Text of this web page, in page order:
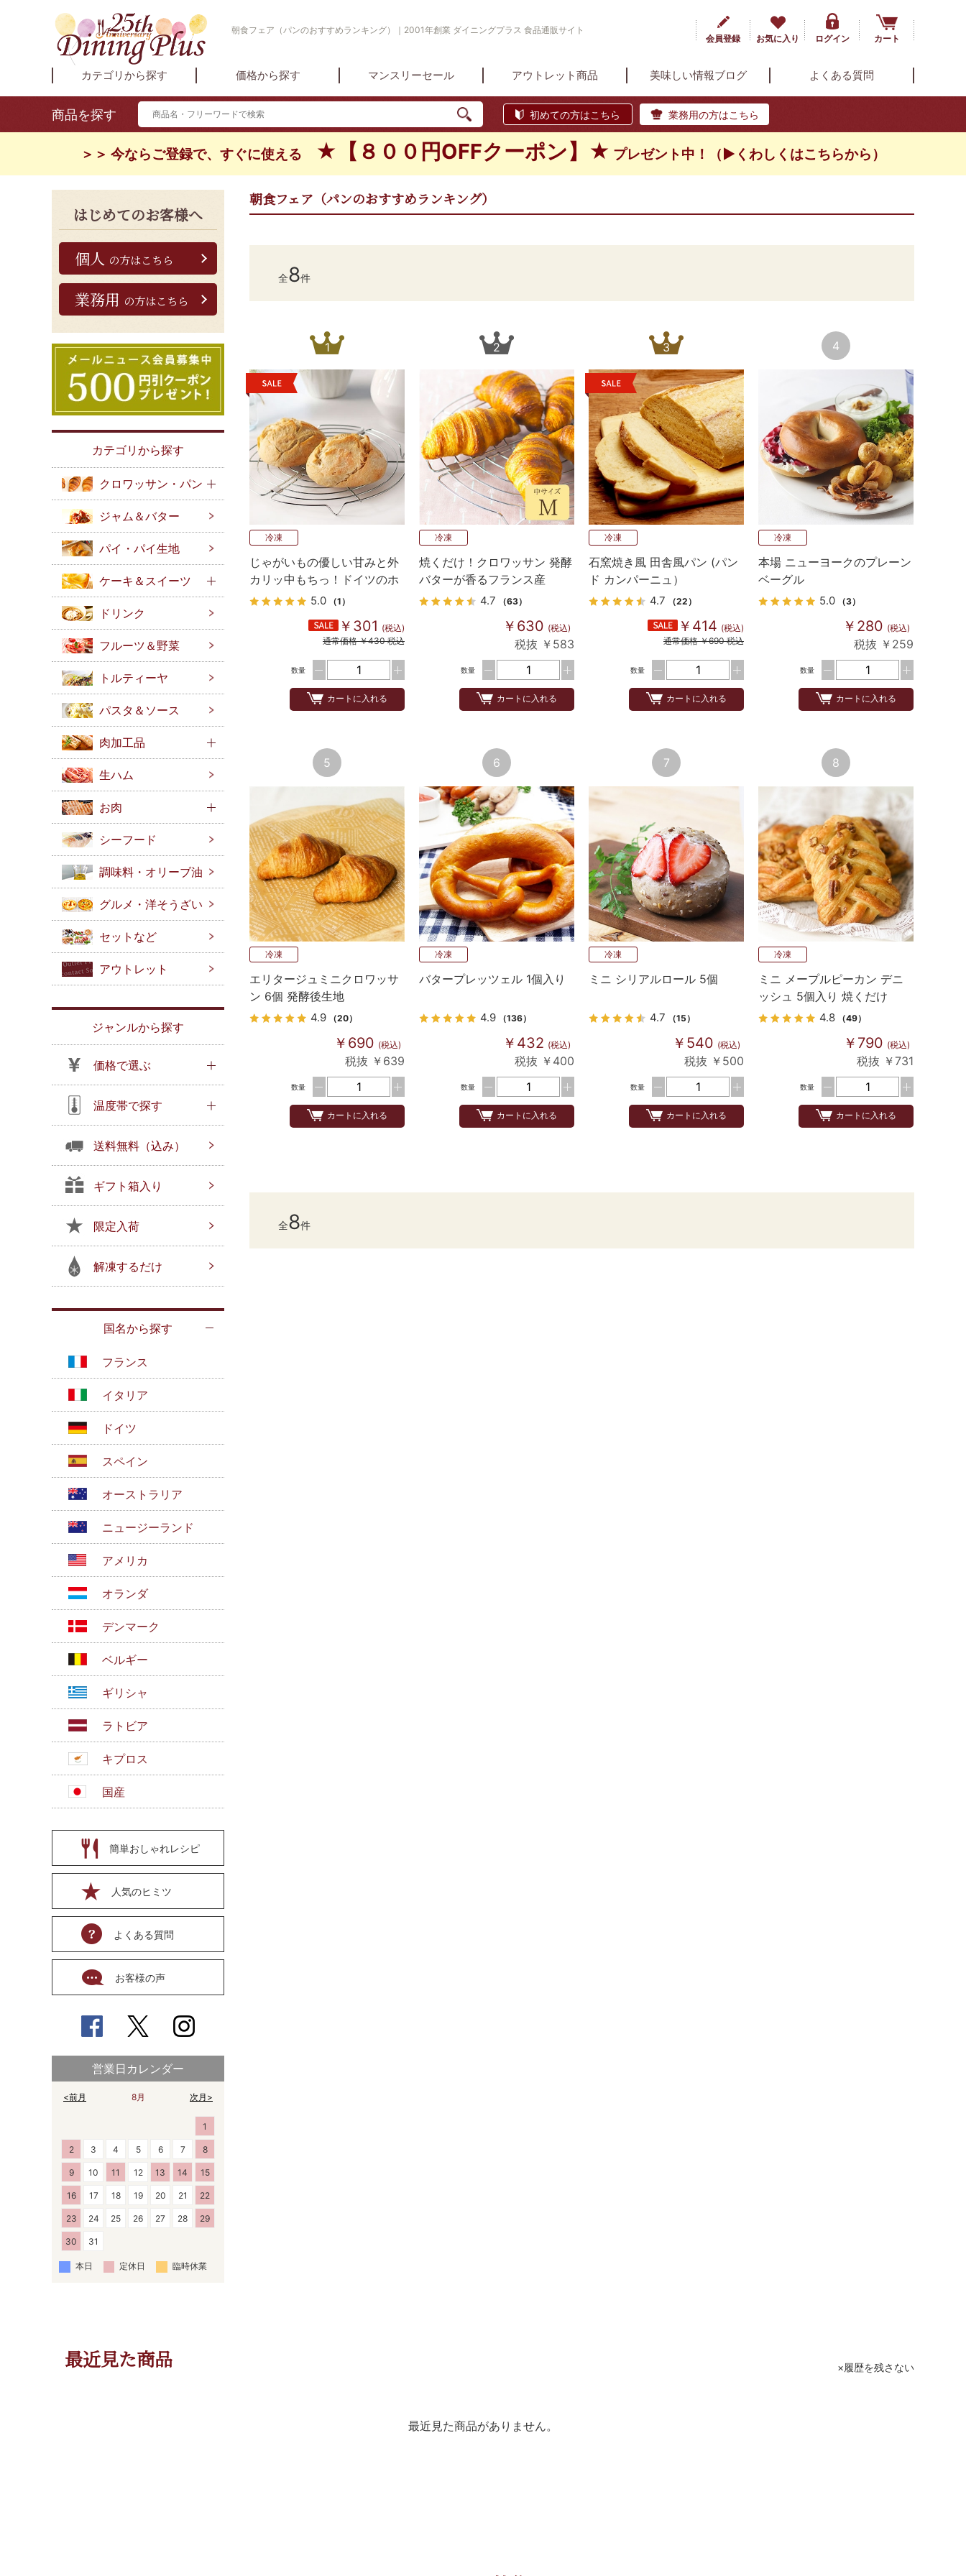
朝食フェア（パンのおすすめランキング）｜2001年創業 ダイニングプラス 食品通販サイト
会員登録
お気に入り ログイン カート
カテゴリから探す 価格から探す マンスリーセール アウトレット商品 美味しい情報ブログ よくある質問
商品を探す 初めての方はこちら 業務用の方はこちら
＞＞ 今ならご登録で、すぐに使える ★【８００円OFFクーポン】★ プレゼント中！（▶くわしくはこちらから）
はじめてのお客様へ
個人 の方はこちら
業務用 の方はこちら
カテゴリから探す
クロワッサン・パン
ジャム＆バター
パイ・パイ生地
ケーキ＆スイーツ
ドリンク
フルーツ＆野菜
トルティーヤ
パスタ＆ソース
肉加工品
生ハム
お肉
シーフード
調味料・オリーブ油
グルメ・洋そうざい
セットなど
アウトレット
ジャンルから探す
価格で選ぶ
温度帯で探す
送料無料（込み）
ギフト箱入り
限定入荷
解凍するだけ
国名から探す
フランス
イタリア
ドイツ
スペイン
オーストラリア
ニュージーランド
アメリカ
オランダ
デンマーク
ベルギー
ギリシャ
ラトビア
キプロス
国産
簡単おしゃれレシピ
人気のヒミツ
よくある質問
お客様の声
営業日カレンダー
8月
<前月 次月>
1
2 3 4 5 6 7 8
9 10 11 12 13 14 15
16 17 18 19 20 21 22
23 24 25 26 27 28 29
30 31
本日 定休日 臨時休業
朝食フェア（パンのおすすめランキング）
全8件
1
冷凍
じゃがいもの優しい甘みと外
カリッ中もちっ！ドイツのホ
ワイトロール5.0 （1）
￥301 (税込)
通常価格 ￥430 税込
数量
カートに入れる
2
冷凍
焼くだけ！クロワッサン 発酵
バターが香るフランス産
Bake up生地 5個入り
4.7 （63）
￥630 (税込)
税抜 ￥583
数量
カートに入れる
3
冷凍
石窯焼き風 田舎風パン (パン
ド カンパーニュ）
4.7 （22）
￥414 (税込)
通常価格 ￥690 税込
数量
カートに入れる
4
冷凍
本場 ニューヨークのプレーン
ベーグル
5.0 （3）
￥280 (税込)
税抜 ￥259
数量
カートに入れる
5
冷凍
エリタージュミニクロワッサ
ン 6個 発酵後生地
4.9 （20）
￥690 (税込)
税抜 ￥639
数量
カートに入れる
6
冷凍
バタープレッツェル 1個入り
4.9 （136）
￥432 (税込)
税抜 ￥400
数量
カートに入れる
7
冷凍
ミニ シリアルロール 5個
4.7 （15）
￥540 (税込)
税抜 ￥500
数量
カートに入れる
8
冷凍
ミニ メープルピーカン デニ
ッシュ 5個入り 焼くだけ
4.8 （49）
￥790 (税込)
税抜 ￥731
数量
カートに入れる
全8件
最近見た商品 履歴を残さない
最近見た商品がありません。